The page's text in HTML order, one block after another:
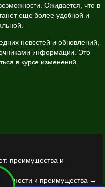
Ожидается, что в
еще более удобной и
новостей и обновлений,
информации. Это
в курсе изменений.
преимущества и
и преимущества →